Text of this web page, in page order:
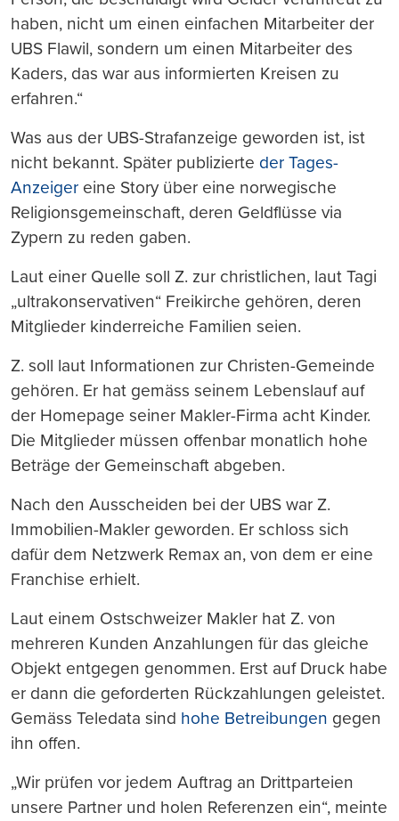
haben, nicht um einen einfachen Mitarbeiter der
UBS Flawil, sondern um einen Mitarbeiter des
Kaders, das war aus informierten Kreisen zu
erfahren.“
Was aus der UBS-Strafanzeige geworden ist, ist
nicht bekannt. Später publizierte der Tages-
Anzeiger eine Story über eine norwegische
Religionsgemeinschaft, deren Geldflüsse via
Zypern zu reden gaben.
Laut einer Quelle soll Z. zur christlichen, laut Tagi
„ultrakonservativen“ Freikirche gehören, deren
Mitglieder kinderreiche Familien seien.
Z. soll laut Informationen zur Christen-Gemeinde
gehören. Er hat gemäss seinem Lebenslauf auf
der Homepage seiner Makler-Firma acht Kinder.
Die Mitglieder müssen offenbar monatlich hohe
Beträge der Gemeinschaft abgeben.
Nach den Ausscheiden bei der UBS war Z.
Immobilien-Makler geworden. Er schloss sich
dafür dem Netzwerk Remax an, von dem er eine
Franchise erhielt.
Laut einem Ostschweizer Makler hat Z. von
mehreren Kunden Anzahlungen für das gleiche
Objekt entgegen genommen. Erst auf Druck habe
er dann die geforderten Rückzahlungen geleistet.
Gemäss Teledata sind hohe Betreibungen gegen
ihn offen.
„Wir prüfen vor jedem Auftrag an Drittparteien
unsere Partner und holen Referenzen ein“, meinte